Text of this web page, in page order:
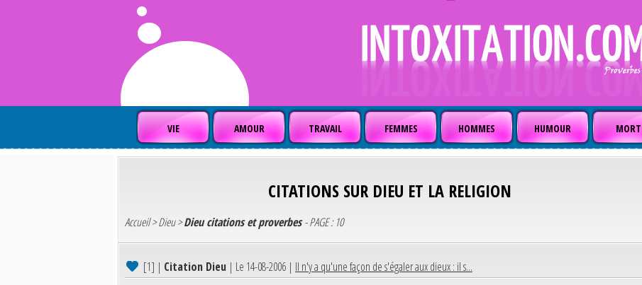
VIE AMOUR TRAVAIL FEMMES HOMMES HUMOUR MORT
CITATIONS SUR DIEU ET LA RELIGION
Accueil>Dieu>Dieu citations et proverbes- PAGE : 10
[1] | Citation Dieu | Le 14-08-2006 | Il n'y a qu'une façon de s'égaler aux dieux : il s...